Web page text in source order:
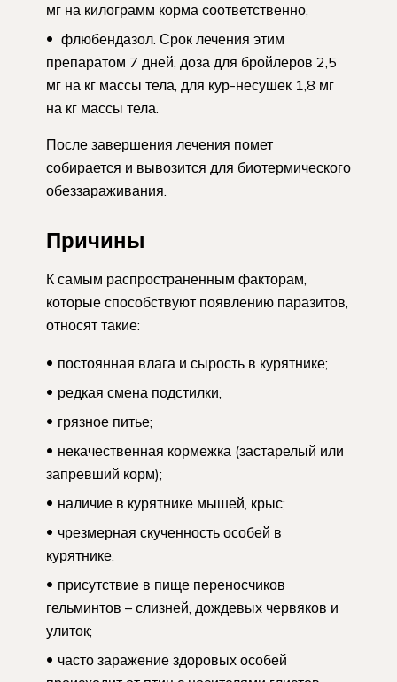
мг на килограмм корма соответственно,
флюбендазол. Срок лечения этим
препаратом 7 дней, доза для бройлеров 2,5
мг на кг массы тела, для кур-несушек 1,8 мг
на кг массы тела.
После завершения лечения помет
собирается и вывозится для биотермического
обеззараживания.
Причины
К самым распространенным факторам,
которые способствуют появлению паразитов,
относят такие:
постоянная влага и сырость в курятнике;
редкая смена подстилки;
грязное питье;
некачественная кормежка (застарелый или
запревший корм);
наличие в курятнике мышей, крыс;
чрезмерная скученность особей в
курятнике;
присутствие в пище переносчиков
гельминтов – слизней, дождевых червяков и
улиток;
часто заражение здоровых особей